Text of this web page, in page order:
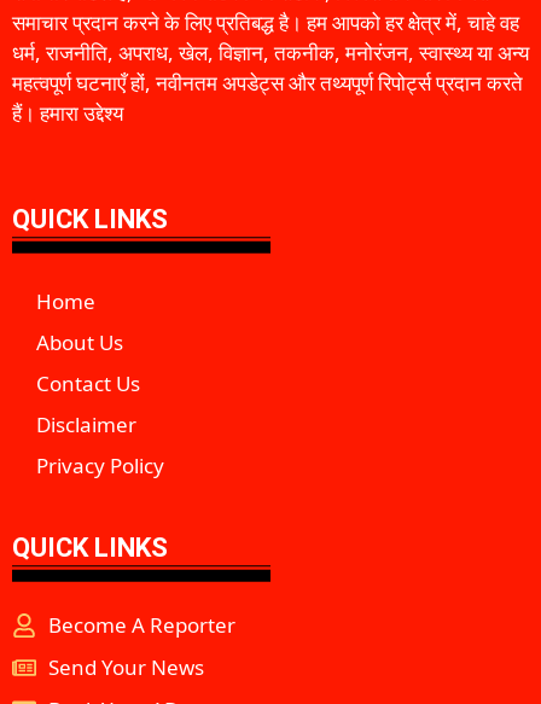
समाचार प्रदान करने के लिए प्रतिबद्ध है। हम आपको हर क्षेत्र में, चाहे वह
धर्म, राजनीति, अपराध, खेल, विज्ञान, तकनीक, मनोरंजन, स्वास्थ्य या अन्य
महत्वपूर्ण घटनाएँ हों, नवीनतम अपडेट्स और तथ्यपूर्ण रिपोर्ट्स प्रदान करते
हैं। हमारा उद्देश्य
QUICK LINKS
Home
About Us
Contact Us
Disclaimer
Privacy Policy
QUICK LINKS
Become A Reporter
Send Your News